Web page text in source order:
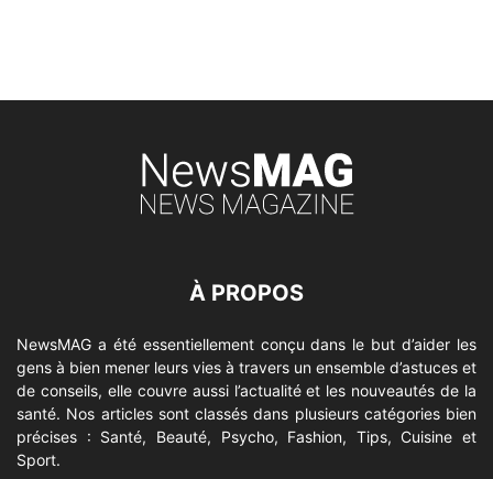
À PROPOS
NewsMAG a été essentiellement conçu dans le but d’aider les
gens à bien mener leurs vies à travers un ensemble d’astuces et
de conseils, elle couvre aussi l’actualité et les nouveautés de la
santé. Nos articles sont classés dans plusieurs catégories bien
précises : Santé, Beauté, Psycho, Fashion, Tips, Cuisine et
Sport.